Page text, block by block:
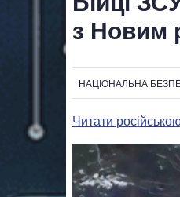
з Новим
НАЦІОНАЛЬНА
Читати